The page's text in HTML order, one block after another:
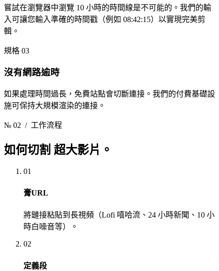
嘗試在瀏覽器中瀏覽 10 小時的時間線是不可能的。我們的輸
入可讓您輸入準確的時間戳（例如 08:42:15）以實現完美剪
輯。
規格 03
沒有網路逾時
如果處理時間過長，免費站點會切斷連接。我們的付費基礎設
施可保持大規模渲染的連接。
№ 02 / 工作流程
如何切割 超大影片。
01
膏URL
將鏈接粘貼到長視頻（Lofi 嘻哈流、24 小時新聞、10 小
時白噪音等）。
02
定義段